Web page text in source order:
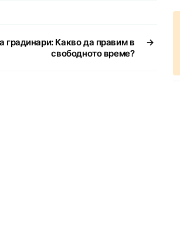
→
градинари: Какво да правим в
свободното време?